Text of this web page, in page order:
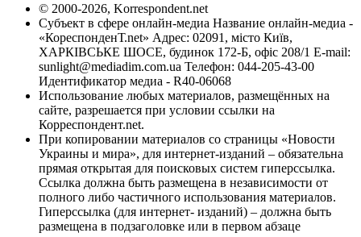
© 2000-2026, Korrespondent.net
Субъект в сфере онлайн-медиа Название онлайн-медиа -
«КореспонденТ.net» Адрес: 02091, місто Київ,
ХАРКІВСЬКЕ ШОСЕ, будинок 172-Б, офіс 208/1 E-mail:
sunlight@mediadim.com.ua Телефон: 044-205-43-00
Идентификатор медиа - R40-06068
Использование любых материалов, размещённых на
сайте, разрешается при условии ссылки на
Корреспондент.net.
При копировании материалов со страницы «Новости
Украины и мира», для интернет-изданий – обязательна
прямая открытая для поисковых систем гиперссылка.
Ссылка должна быть размещена в независимости от
полного либо частичного использования материалов.
Гиперссылка (для интернет- изданий) – должна быть
размещена в подзаголовке или в первом абзаце